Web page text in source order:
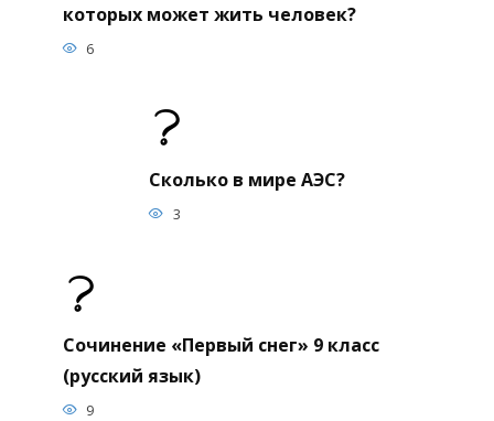
которых может жить человек?
6
Сколько в мире АЭС?
3
Сочинение «Первый снег» 9 класс
(русский язык)
9